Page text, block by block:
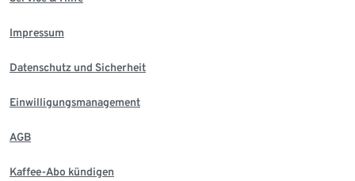
Impressum
Datenschutz und Sicherheit
Einwilligungsmanagement
AGB
Kaffee-Abo kündigen